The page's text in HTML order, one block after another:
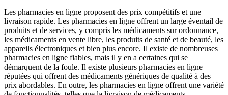
Les pharmacies en ligne proposent des prix compétitifs et une
livraison rapide. Les pharmacies en ligne offrent un large éventail de
produits et de services, y compris les médicaments sur ordonnance,
les médicaments en vente libre, les produits de santé et de beauté, les
appareils électroniques et bien plus encore. Il existe de nombreuses
pharmacies en ligne fiables, mais il y en a certaines qui se
démarquent de la foule. Il existe plusieurs pharmacies en ligne
réputées qui offrent des médicaments génériques de qualité à des
prix abordables. En outre, les pharmacies en ligne offrent une variété